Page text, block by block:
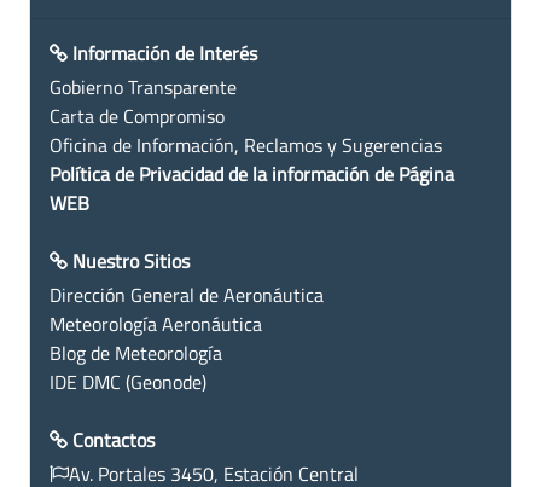
Información de Interés
Gobierno Transparente
Carta de Compromiso
Oficina de Información, Reclamos y Sugerencias
Política de Privacidad de la información de Página
WEB
Nuestro Sitios
Dirección General de Aeronáutica
Meteorología Aeronáutica
Blog de Meteorología
IDE DMC (Geonode)
Contactos
Av. Portales 3450, Estación Central